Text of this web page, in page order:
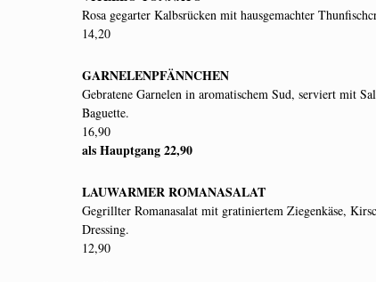
Rosa gegarter Kalbsrücken mit hausgemachter
14,20
GARNELENPFÄNNCHEN
Gebratene Garnelen in aromatischem Sud, serviert mit
Baguette.
16,90
als Hauptgang 22,90
LAUWARMER ROMANASALAT
Gegrillter Romanasalat mit gratiniertem Ziegenkäse,
Dressing.
12,90